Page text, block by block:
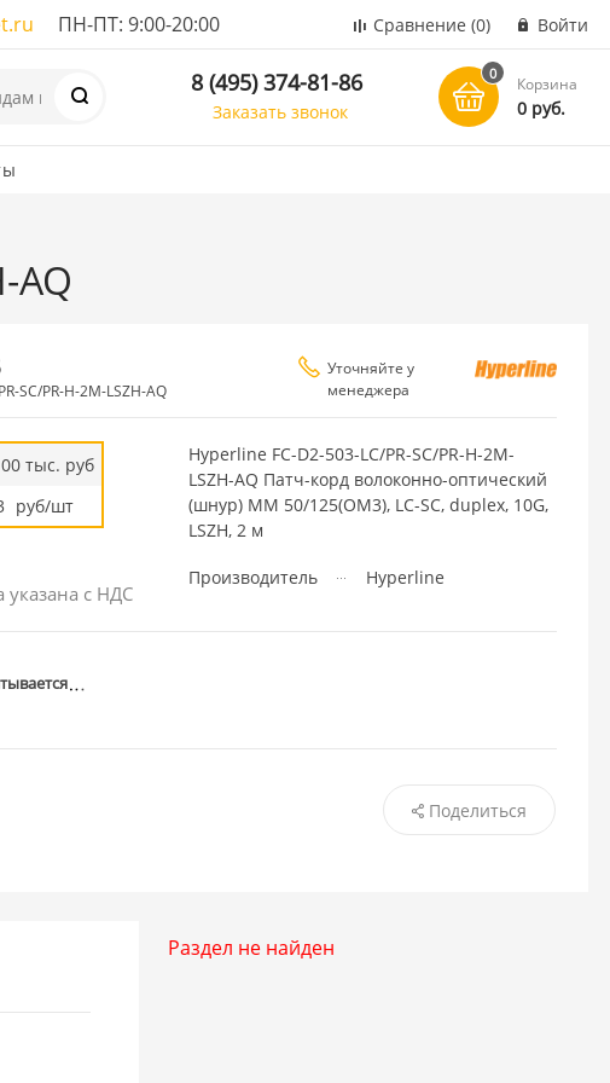
ПН-ПТ: 9:00-20:00 Сравнение (0) Войти
8 (495) 374-81-86
Заказать звонок
0
Корзина
0 руб.
AQ
SC/PR-H-2M-LSZH-AQ
Уточняйте у
менеджера
тыс. руб
руб/шт
указана с НДС
Hyperline FC-D2-503-LC/PR-SC/PR-H-2M-
LSZH-AQ Патч-корд волоконно-оптический
(шнур) MM 50/125(OM3), LC-SC, duplex, 10G,
LSZH, 2 м
Производитель Hyperline
Поделиться
Раздел не найден